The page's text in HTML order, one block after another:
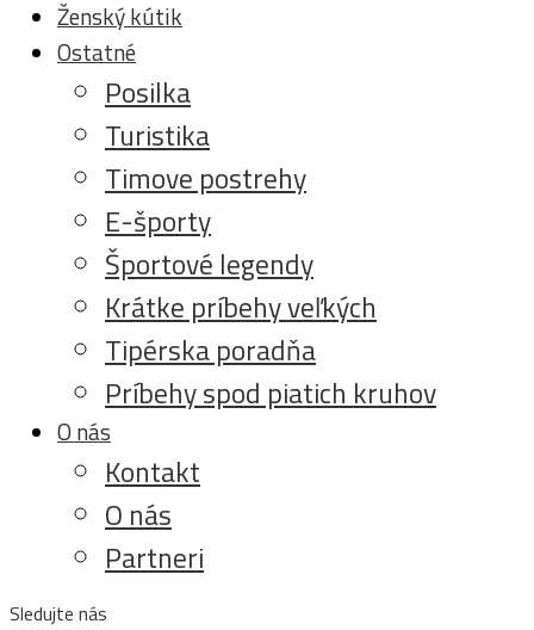
Ženský kútik
Ostatné
Posilka
Turistika
Timove postrehy
E-športy
Športové legendy
Krátke príbehy veľkých
Tipérska poradňa
Príbehy spod piatich kruhov
O nás
Kontakt
O nás
Partneri
Sledujte nás